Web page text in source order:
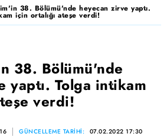
38. Bölümü'nde heyecan zirve yaptı.
için ortalığı ateşe verdi!
38. Bölümü'nde
yaptı. Tolga intikam
verdi!
GÜNCELLEME TARİHİ: 07.02.2022 17:30